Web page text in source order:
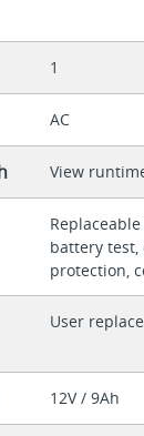
1
AC
View
battery test,
protection,
User
12V / 9Ah